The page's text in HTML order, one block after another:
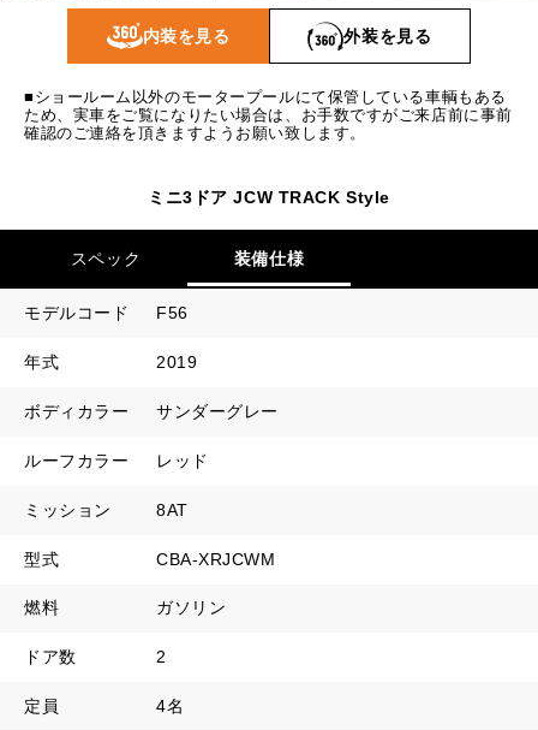
2回目以降 14,300
ボーナス月数 14 回
内装を見る 外装を見る
■ショールーム以外のモータープールにて保管している車輌もある
ため、実車をご覧になりたい場合は、お手数ですがご来店前に事前
確認のご連絡を頂きますようお願い致します。
ミニ3ドア JCW TRACK Style
スペック 装備仕様
モデルコード F56
年式 2019
ボディカラー サンダーグレー
ルーフカラー レッド
ミッション 8AT
型式 CBA-XRJCWM
燃料 ガソリン
ドア数 2
定員 4名